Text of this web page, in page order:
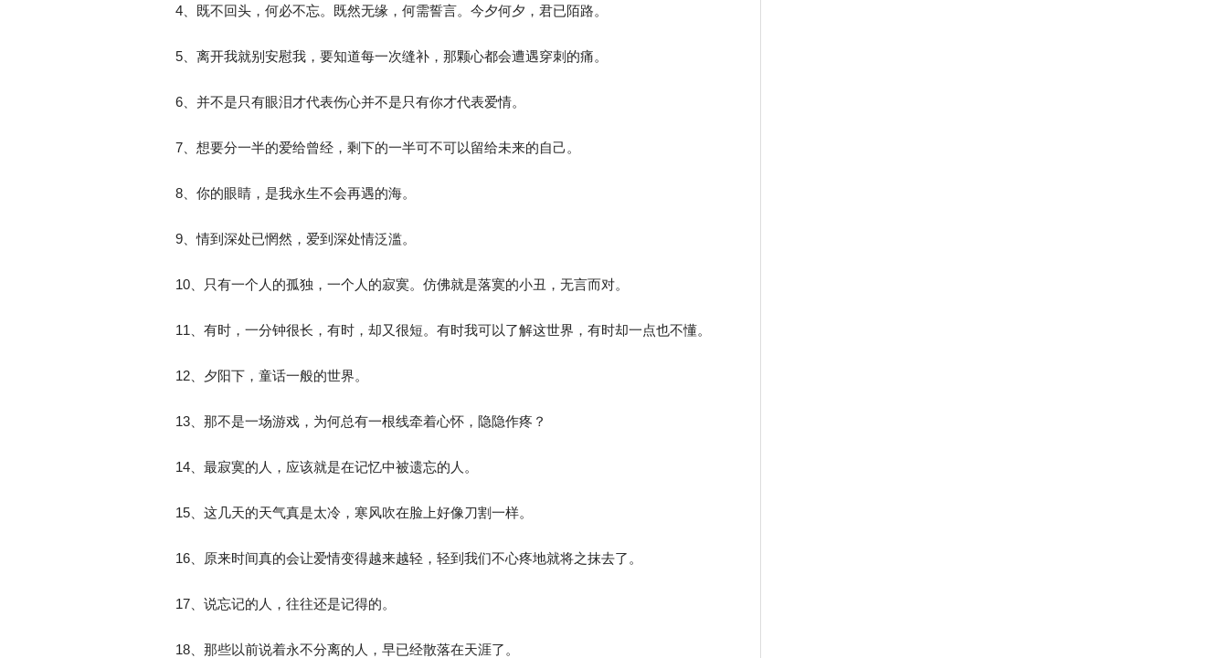
4、既不回头，何必不忘。既然无缘，何需誓言。今夕何夕，君已陌路。
5、离开我就别安慰我，要知道每一次缝补，那颗心都会遭遇穿刺的痛。
6、并不是只有眼泪才代表伤心并不是只有你才代表爱情。
7、想要分一半的爱给曾经，剩下的一半可不可以留给未来的自己。
8、你的眼睛，是我永生不会再遇的海。
9、情到深处已惘然，爱到深处情泛滥。
10、只有一个人的孤独，一个人的寂寞。仿佛就是落寞的小丑，无言而对。
11、有时，一分钟很长，有时，却又很短。有时我可以了解这世界，有时却一点也不懂。
12、夕阳下，童话一般的世界。
13、那不是一场游戏，为何总有一根线牵着心怀，隐隐作疼？
14、最寂寞的人，应该就是在记忆中被遗忘的人。
15、这几天的天气真是太冷，寒风吹在脸上好像刀割一样。
16、原来时间真的会让爱情变得越来越轻，轻到我们不心疼地就将之抹去了。
17、说忘记的人，往往还是记得的。
18、那些以前说着永不分离的人，早已经散落在天涯了。